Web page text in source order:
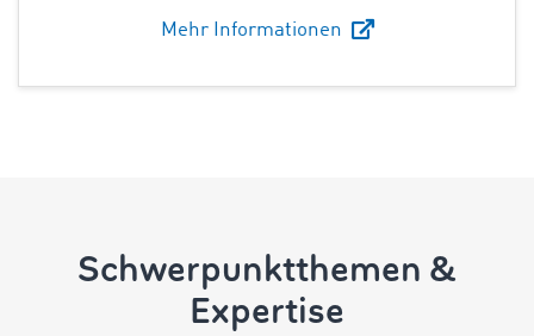
Mehr Informationen
Schwerpunktthemen &
Expertise